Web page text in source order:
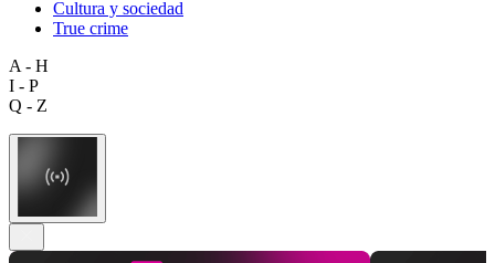
Cultura y sociedad
True crime
A - H
I - P
Q - Z